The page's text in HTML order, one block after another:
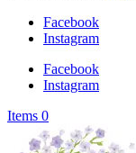
Facebook
Instagram
Facebook
Instagram
Items 0